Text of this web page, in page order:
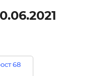
68